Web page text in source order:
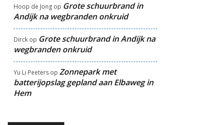
Hoop de Jongop Grote schuurbrand in
Andijk na wegbranden onkruid
Dirckop Grote schuurbrand in Andijk na
wegbranden onkruid
Yu Li Peetersop Zonnepark met
batterijopslag gepland aan Elbaweg in
Hem